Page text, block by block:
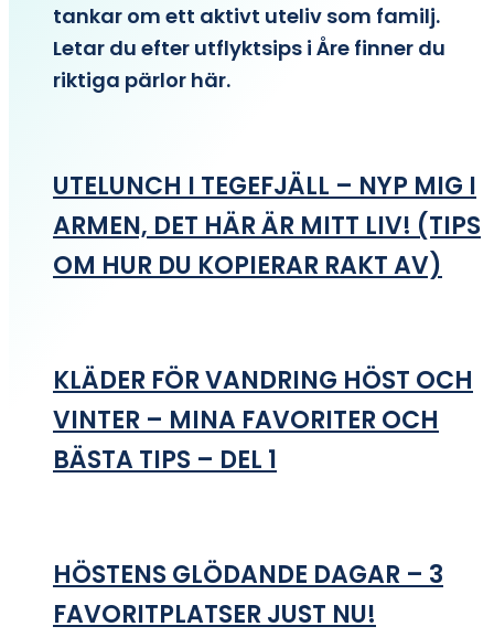
tankar om ett aktivt uteliv som familj.
Letar du efter utflyktsips i Åre finner du
riktiga pärlor här.
UTELUNCH I TEGEFJÄLL – NYP MIG I
ARMEN, DET HÄR ÄR MITT LIV! (TIPS
OM HUR DU KOPIERAR RAKT AV)
KLÄDER FÖR VANDRING HÖST OCH
VINTER – MINA FAVORITER OCH
BÄSTA TIPS – DEL 1
HÖSTENS GLÖDANDE DAGAR – 3
FAVORITPLATSER JUST NU!